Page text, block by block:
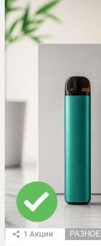
1 Акции РАЗНОЕ